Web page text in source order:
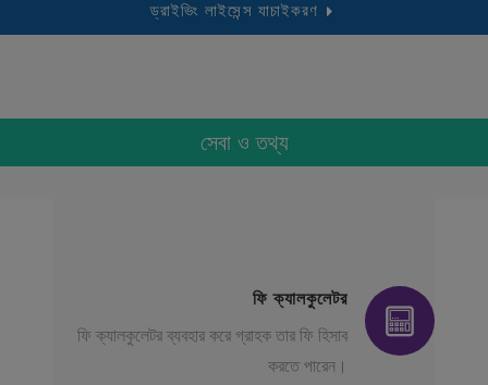
ড্রাইভিং লাইসেন্স যাচাইকরণ
সেবা ও তথ্য
ফি ক্যালকুলেটর
ফি ক্যালকুলেটর ব্যবহার করে গ্রাহক তার ফি হিসাব
করতে পারেন।